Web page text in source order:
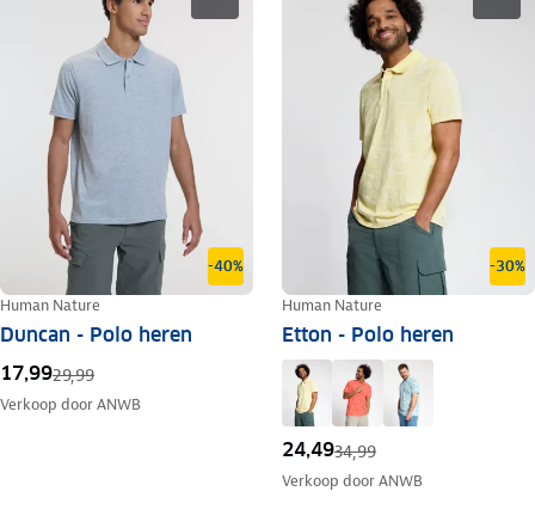
-40%
Human Nature
Duncan - Polo heren
17,9929,99
Verkoop doorANWB
-30%
Human Nature
Etton - Polo heren
24,4934,99
Verkoop doorANWB